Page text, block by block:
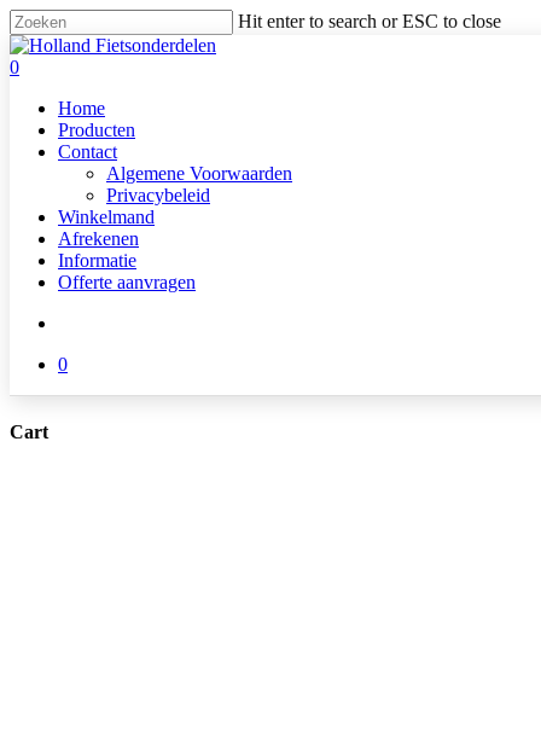
Skip
to
main
Hit enter to search or ESC to close
Close
Search
search
0
Home
Producten
Contact
Algemene Voorwaarden
Privacybeleid
Winkelmand
Afrekenen
Informatie
Offerte aanvragen
0
Cart